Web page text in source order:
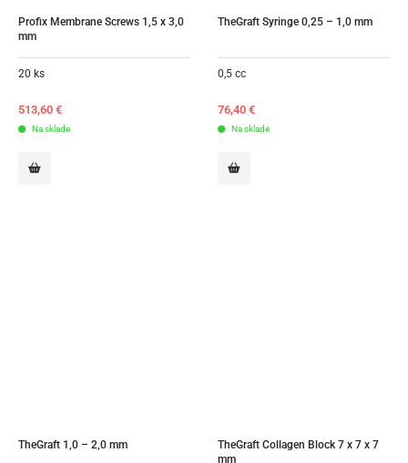
Profix Membrane Screws 1,5 x 3,0
mm
20 ks
513,60 €
Na sklade
TheGraft Syringe 0,25 – 1,0 mm
0,5 cc
76,40 €
Na sklade
TheGraft 1,0 – 2,0 mm
TheGraft Collagen Block 7 x 7 x 7
mm